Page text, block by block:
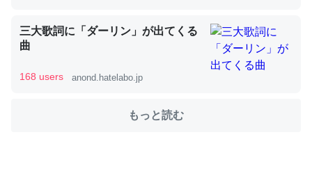
ウチもEchoを実家に置いて４年。でたまに覗いてる。ぼ
位置情報を共有してる。電池残量や充電中かが分かるので
三大歌詞に「ダーリン」が出てくる
曲
168 users anond.hatelabo.jp
もっと読む